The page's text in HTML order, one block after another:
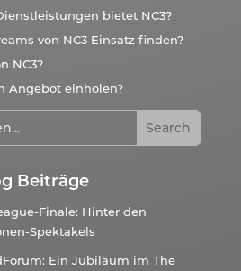
bietet NC3?
von NC3 Einsatz finden?
NC3?
Angebot einholen?
Beiträge
Finale: Hinter den
Spektakels
Ein Jubiläum im The